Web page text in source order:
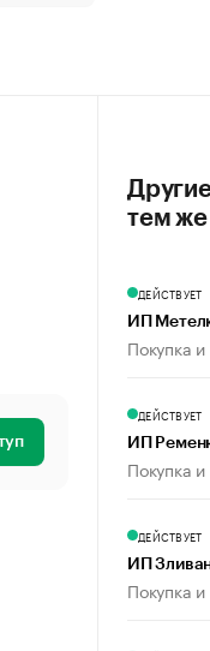
тем
ДЕЙСТВУЕТ
ИП
Покупка
ДЕЙСТВУЕТ
ИП
Покупка
ДЕЙСТВУЕТ
ИП
Покупка